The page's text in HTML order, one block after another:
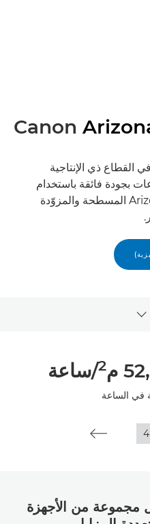
Canon
القطاع ذي الإنتاجية
بجودة فائقة باستخدام
طابعات الفئة Arizona 1300 series المسطحة والمزوّدة
Toggle breadcrumbs
2/ساعة
في الساعة
4
مجموعة من الأجهزة